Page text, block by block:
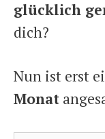
glücklich
dich?
Nun ist erst
Monat